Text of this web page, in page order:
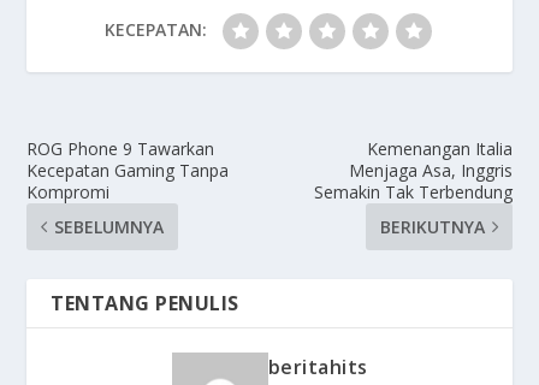
KECEPATAN:
ROG Phone 9 Tawarkan
Kecepatan Gaming Tanpa
Kompromi
SEBELUMNYA
Kemenangan Italia
Menjaga Asa, Inggris
Semakin Tak Terbendung
BERIKUTNYA
TENTANG PENULIS
beritahits